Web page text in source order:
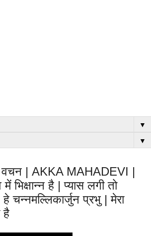
▼
▼
वचन | AKKA MAHADEVI |
भिक्षान्न है | प्यास लगी तो
चन्नमल्लिकार्जुन प्रभु | मेरा
है